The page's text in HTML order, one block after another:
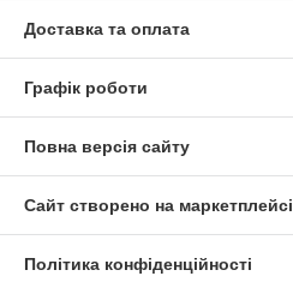
Доставка та оплата
Графік роботи
Повна версія сайту
Сайт створено на маркетплейсі
Політика конфіденційності